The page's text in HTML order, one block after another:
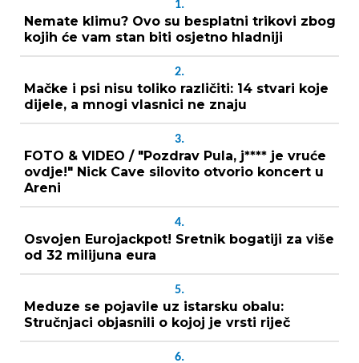
1.
Nemate klimu? Ovo su besplatni trikovi zbog
kojih će vam stan biti osjetno hladniji
2.
Mačke i psi nisu toliko različiti: 14 stvari koje
dijele, a mnogi vlasnici ne znaju
3.
FOTO & VIDEO / "Pozdrav Pula, j**** je vruće
ovdje!" Nick Cave silovito otvorio koncert u
Areni
4.
Osvojen Eurojackpot! Sretnik bogatiji za više
od 32 milijuna eura
5.
Meduze se pojavile uz istarsku obalu:
Stručnjaci objasnili o kojoj je vrsti riječ
6.